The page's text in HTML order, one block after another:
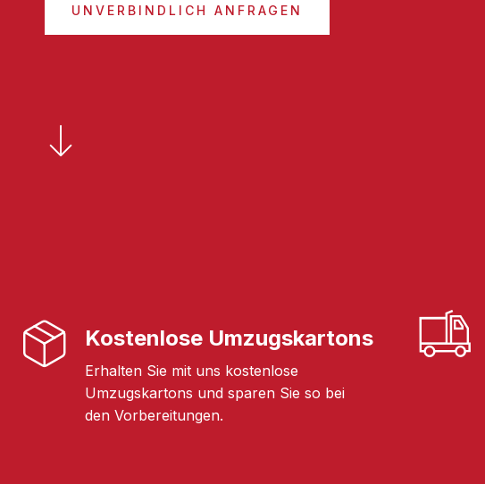
UNVERBINDLICH ANFRAGEN
Kostenlose Umzugskartons
Erhalten Sie mit uns kostenlose
Umzugskartons und sparen Sie so bei
den Vorbereitungen.